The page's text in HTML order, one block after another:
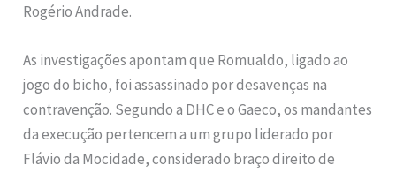
Rogério Andrade.
As investigações apontam que Romualdo, ligado ao
jogo do bicho, foi assassinado por desavenças na
contravenção. Segundo a DHC e o Gaeco, os mandantes
da execução pertencem a um grupo liderado por
Flávio da Mocidade, considerado braço direito de